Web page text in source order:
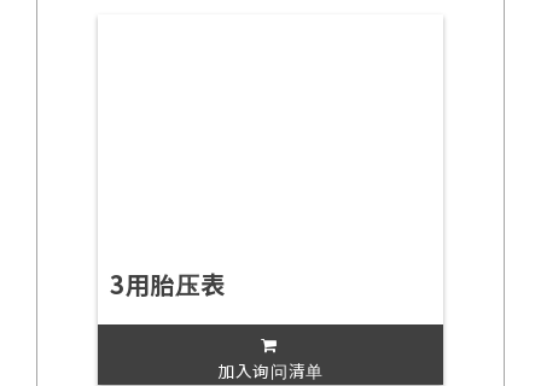
3用胎压表
加入询问清单